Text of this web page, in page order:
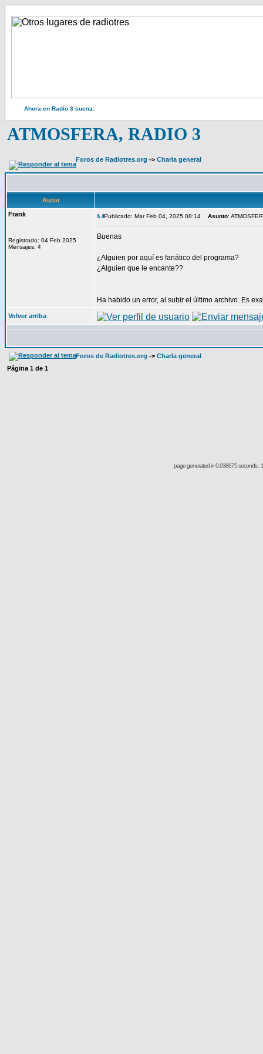
Ahora en Radio 3 suena:
ATMOSFERA, RADIO 3
Foros de Radiotres.org -> Charla general
Autor
Frank
Registrado: 04 Feb 2025
Mensajes: 4
Publicado: Mar Feb 04, 2025 08:14 Asunto:
Buenas
¿Alguien por aquí es fanático del programa?
¿Alguien que le encante??
Ha habido un error, al subir el último archivo. Es
Volver arriba
Foros de Radiotres.org -> Charla general
Página 1 de 1
page generated in 0.038675 seconds :